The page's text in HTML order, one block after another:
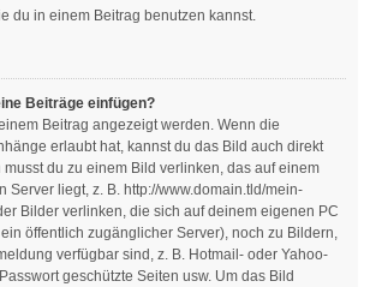
du in einem Beitrag benutzen kannst.
Beiträge einfügen?
Beitrag angezeigt werden. Wenn die
erlaubt hat, kannst du das Bild auch direkt
du zu einem Bild verlinken, das auf einem
Server liegt, z. B. http://www.domain.tld/mein-
Bilder verlinken, die sich auf deinem eigenen PC
öffentlich zugänglicher Server), noch zu Bildern,
verfügbar sind, z. B. Hotmail- oder Yahoo-
geschützte Seiten usw. Um das Bild